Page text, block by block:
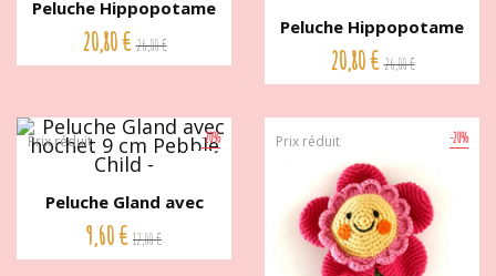
Peluche Hippopotame
Rouge...
20,80 € 26,00 €
Peluche Hippopotame
hochet...
20,80 € 26,00 €
-20%
Prix réduit
Peluche Gland avec
hochet 9...
9,60 € 12,00 €
-20%
Prix réduit